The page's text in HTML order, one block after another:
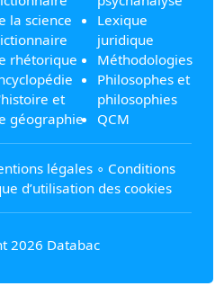
la science
rhétorique
et
géographie
Lexique
juridique
Méthodologies
Philosophes et
philosophies
QCM
légales ∘ Conditions
d’utilisation des cookies
2026 Databac